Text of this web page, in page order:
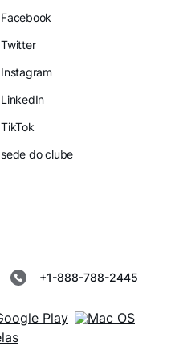
Facebook
Twitter
Instagram
LinkedIn
TikTok
sede do clube
+1-888-788-2445